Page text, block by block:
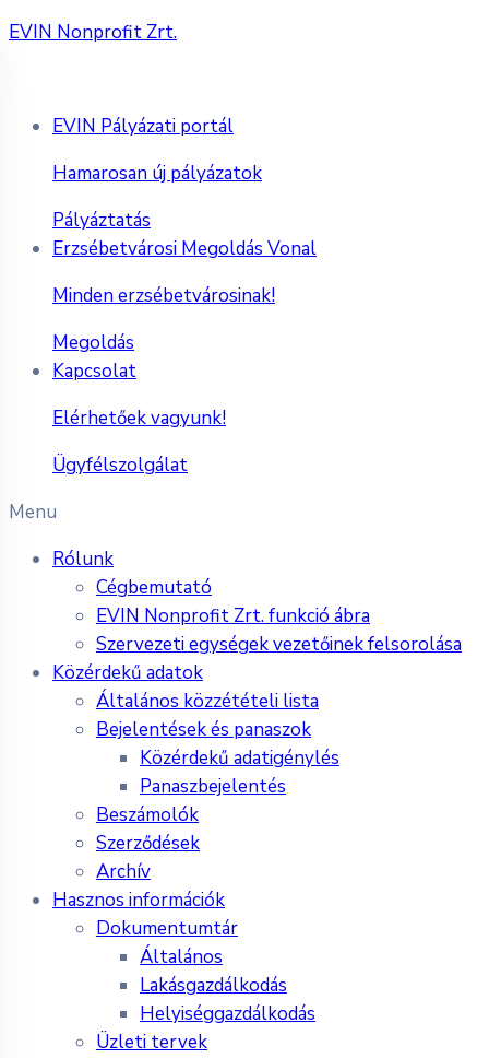
EVIN Nonprofit Zrt.
EVIN Pályázati portál
Hamarosan új pályázatok
Pályáztatás
Erzsébetvárosi Megoldás Vonal
Minden erzsébetvárosinak!
Megoldás
Kapcsolat
Elérhetőek vagyunk!
Ügyfélszolgálat
Menu
Rólunk
Cégbemutató
EVIN Nonprofit Zrt. funkció ábra
Szervezeti egységek vezetőinek felsorolása
Közérdekű adatok
Általános közzétételi lista
Bejelentések és panaszok
Közérdekű adatigénylés
Panaszbejelentés
Beszámolók
Szerződések
Archív
Hasznos információk
Dokumentumtár
Általános
Lakásgazdálkodás
Helyiséggazdálkodás
Üzleti tervek